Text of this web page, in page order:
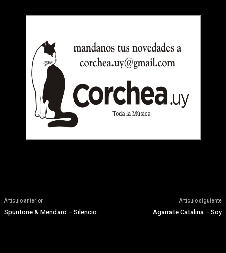
Artículo anterior
Spuntone & Mendaro – Silencio
Artículo siguiente
Agarrate Catalina – Soy